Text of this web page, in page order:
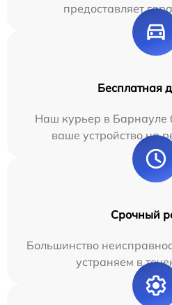
предоставляет
Бесплатная
Наш курьер в Барнауле
ваше устройство на
Срочный
Большинство
устраняем в